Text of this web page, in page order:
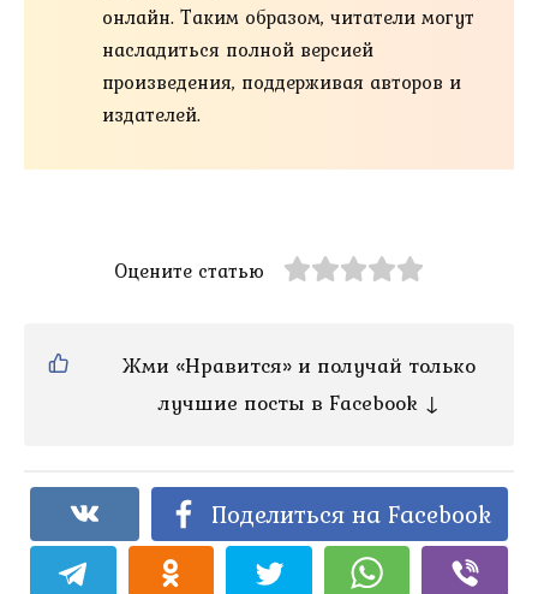
онлайн. Таким образом, читатели могут
насладиться полной версией
произведения, поддерживая авторов и
издателей.
Оцените статью
Жми «Нравится» и получай только
лучшие посты в Facebook ↓
Поделиться на Facebook